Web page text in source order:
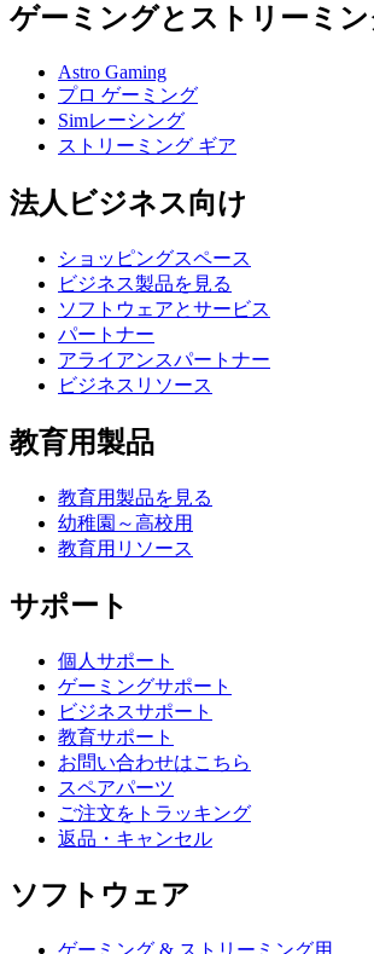
ゲーミングとストリーミン
Astro Gaming
プロ ゲーミング
Simレーシング
ストリーミング ギア
法人ビジネス向け
ショッピングスペース
ビジネス製品を見る
ソフトウェアとサービス
パートナー
アライアンスパートナー
ビジネスリソース
教育用製品
教育用製品を見る
幼稚園～高校用
教育用リソース
サポート
個人サポート
ゲーミングサポート
ビジネスサポート
教育サポート
お問い合わせはこちら
スペアパーツ
ご注文をトラッキング
返品・キャンセル
ソフトウェア